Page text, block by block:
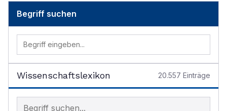
Begriff suchen
Wissenschaftslexikon 20.557 Einträge
Begriff im Lexikon suchen